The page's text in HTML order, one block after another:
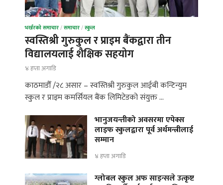
भर्खरको समाचार/समाचार/स्कुल
स्वस्तिश्री गुरुकुल र प्राइम बैंकद्वारा तीन
विद्यालयलाई शैक्षिक सहयोग
४ हप्ता अगाडि
काठमाडौँ /२८ असार – स्वस्तिश्री गुरुकुल आईबी कन्टिन्युम
स्कुल र प्राइम कमर्सियल बैंक लिमिटेडको संयुक्त …
भानुजयन्तीको अवसरमा एपेक्स
लाइफ स्कुलद्वारा पूर्व अर्थमन्त्रीलाई
सम्मान
४ हप्ता अगाडि
ग्लोबल स्कुल अफ साइन्सले उत्कृष्ट